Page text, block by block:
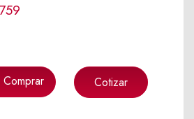
Comprar Cotizar